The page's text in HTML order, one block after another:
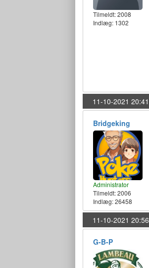
Tilmeldt:2008
Indlæg: 1302
11-10-2021 20:41
Bridgeking
Administrator
Tilmeldt:2006
Indlæg: 26458
11-10-2021 20:56
G-B-P